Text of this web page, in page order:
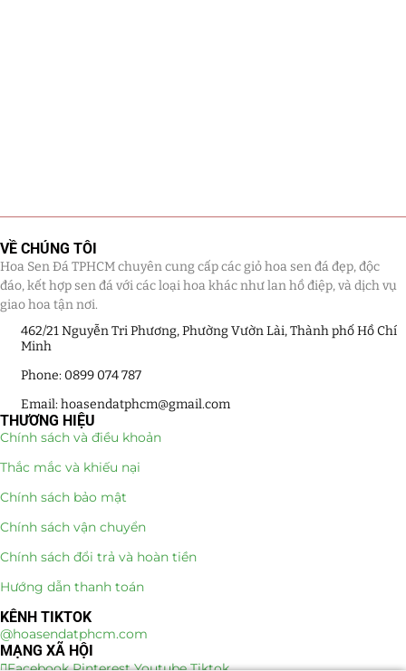
VỀ CHÚNG TÔI
Hoa Sen Đá TPHCM chuyên cung cấp các giỏ hoa sen đá đẹp, độc
đáo, kết hợp sen đá với các loại hoa khác như lan hồ điệp, và dịch vụ
giao hoa tận nơi.
462/21 Nguyễn Tri Phương, Phường Vườn Lài, Thành phố Hồ Chí
Minh
Phone: 0899 074 787
Email: hoasendatphcm@gmail.com
THƯƠNG HIỆU
Chính sách và điều khoản
Thắc mắc và khiếu nại
Chính sách bảo mật
Chính sách vận chuyển
Chính sách đổi trả và hoàn tiền
Hướng dẫn thanh toán
KÊNH TIKTOK
@hoasendatphcm.com
MẠNG XÃ HỘI